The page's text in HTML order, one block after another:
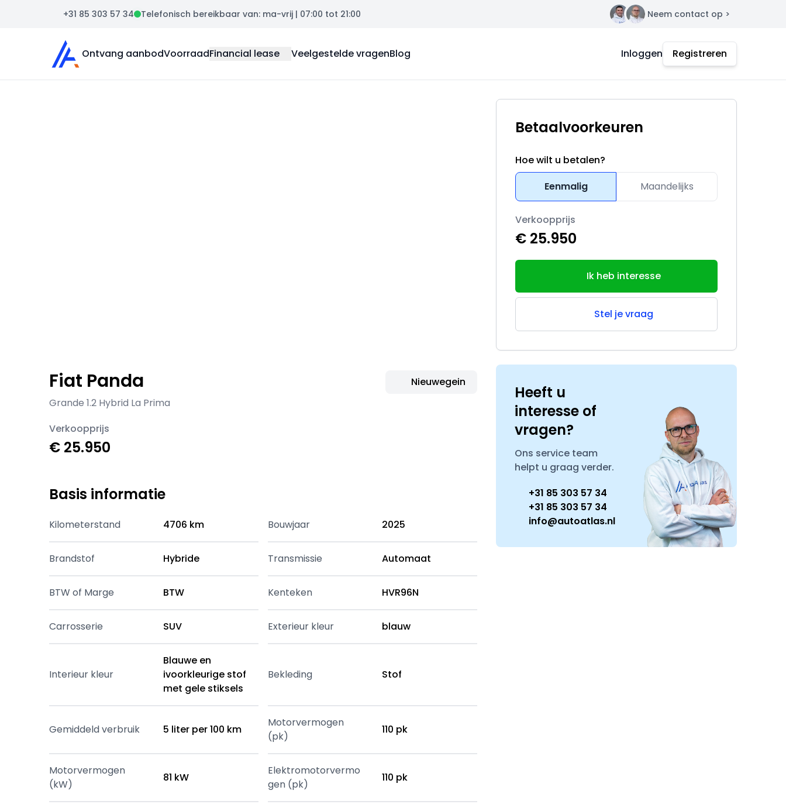
+31 85 303 57 34 Telefonisch bereikbaar van: ma-vrij | 07:00 tot 21:00 Contact Neem contact op >
Auto Atlas
Ontvang aanbodVoorraadFinancial lease Veelgestelde vragenBlog Inloggen Registreren
Fiat Panda
Grande 1.2 Hybrid La Prima
Nieuwegein
Verkoopprijs
€ 25.950
Betaalvoorkeuren
Hoe wilt u betalen?
Eenmalig
Maandelijks
Verkoopprijs
€ 25.950
Ik heb interesse
Stel je vraag
Heeft u
interesse of
vragen?
Ons service team
helpt u graag verder.
+31 85 303 57 34
+31 85 303 57 34
info@autoatlas.nl
Basis informatie
Kilometerstand 4706 km Bouwjaar 2025
Brandstof Hybride Transmissie Automaat
BTW of Marge BTW Kenteken HVR96N
Carrosserie SUV Exterieur kleur blauw
Interieur kleur
Blauwe en
ivoorkleurige stof
met gele stiksels
Bekleding Stof
Gemiddeld verbruik 5 liter per 100 km
Motorvermogen
(pk)
110 pk
Motorvermogen
(kW)
81 kW
Elektromotorvermo
gen (pk)
110 pk